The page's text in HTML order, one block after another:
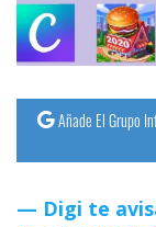
Trucos
Tutoriales
Añade El Grupo
Digi te